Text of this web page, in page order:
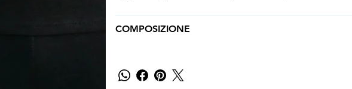
COMPOSIZIONE